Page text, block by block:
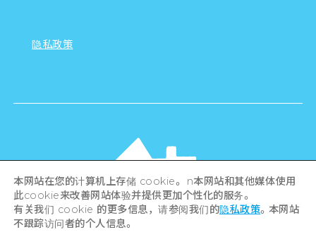
隐私政策
本网站在您的计算机上存储 cookie。 n本网站和其他媒体使用
此cookie来改善网站体验并提供更加个性化的服务。
有关我们 cookie 的更多信息，请参阅我们的隐私政策。本网站
不跟踪访问者的个人信息。